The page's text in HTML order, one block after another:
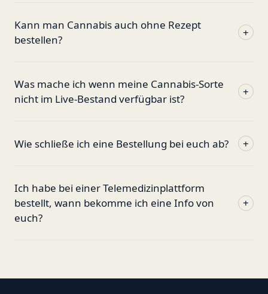
Kann man Cannabis auch ohne Rezept
bestellen?
+
Was mache ich wenn meine Cannabis-Sorte
nicht im Live-Bestand verfügbar ist?
+
Wie schließe ich eine Bestellung bei euch ab? +
Ich habe bei einer Telemedizinplattform
bestellt, wann bekomme ich eine Info von
euch?
+